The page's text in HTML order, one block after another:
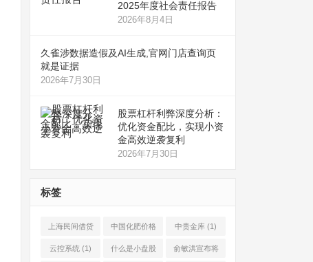
2025年度社会责任报告
2026年8月4日
久雀涉数据造假及AI生成,官网门店查询页
就是证据
2026年7月30日
股票杠杆利弊深度分析：
优化资金配比，实现小资
金高效逆袭复利
2026年7月30日
标签
上海民间借贷
公司(1)
中国化肥价格
网(1)
中贵金库 (1)
云控系统 (1) 什么是小盘股 俞敏洪宣布将